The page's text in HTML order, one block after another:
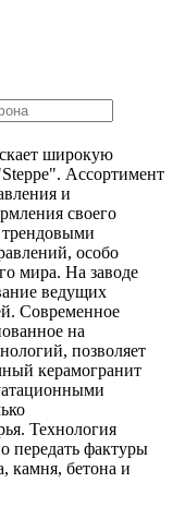
широкую
Ассортимент
и
своего
особо
мира. На заводе
ведущих
Современное
на
позволяет
керамогранит
Технология
передать фактуры
камня, бетона и